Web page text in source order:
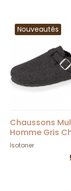
Nouveautés
Chaussons
Homme Gris
Isotoner
Isotoner